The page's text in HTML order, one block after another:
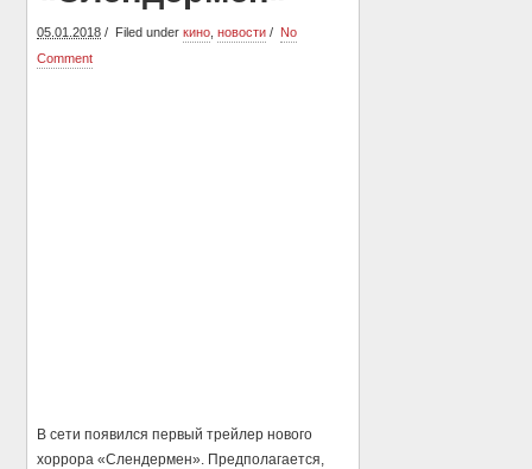
05.01.2018 Filed underкино ,новости
No
Comment
В сети появился первый трейлер нового
хоррора «Слендермен». Предполагается,